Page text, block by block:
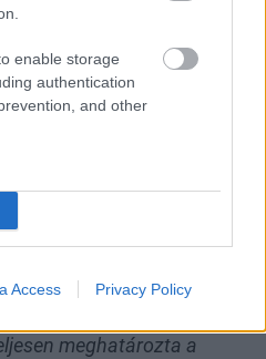
enable storage
authentication
and other
Access Privacy Policy
külsőm. Nagyon szomorú
meghatározta a